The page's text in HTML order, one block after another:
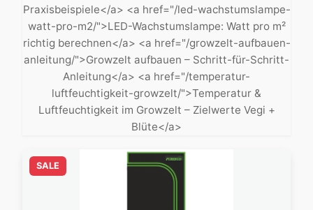
Praxisbeispiele</a> <a href="/led-wachstumslampe-
watt-pro-m2/">LED-Wachstumslampe: Watt pro m²
richtig berechnen</a> <a href="/growzelt-aufbauen-
anleitung/">Growzelt aufbauen – Schritt-für-Schritt-
Anleitung</a> <a href="/temperatur-
luftfeuchtigkeit-growzelt/">Temperatur &
Luftfeuchtigkeit im Growzelt – Zielwerte Vegi +
Blüte</a>
SALE